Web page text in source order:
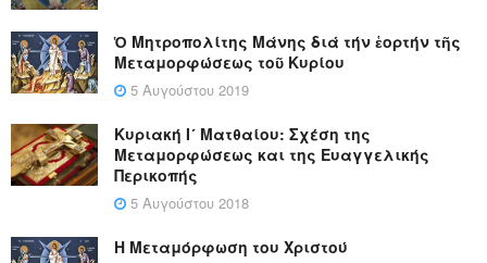
Ὁ Μητροπολίτης Μάνης διά τήν ἑορτήν τῆς
Μεταμορφώσεως τοῦ Κυρίου
5 Αυγούστου 2019
Κυριακή Ι´ Ματθαίου: Σχέση της
Μεταμορφώσεως και της Ευαγγελικής
Περικοπής
5 Αυγούστου 2018
Η Μεταμόρφωση του Χριστού